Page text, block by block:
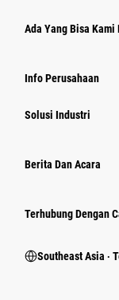
Ada Yang Bisa Kami
Info Perusahaan
Solusi Industri
Berita Dan Acara
Terhubung Dengan
Southeast Asia ‧